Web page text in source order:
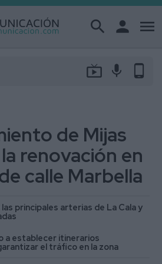
search person menu
live_tv mic phone_android
de Mijas
renovación en
calle Marbella
principales arterias de La Cala y
a establecer itinerarios
el tráfico en la zona